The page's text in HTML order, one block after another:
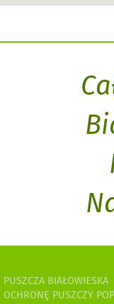
PUSZCZA BIAŁOWIESKA
OCHRONĘ PUSZCZY